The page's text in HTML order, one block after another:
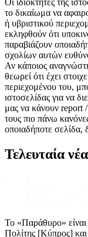
Οι ιδιοκτήτες της
το δικαίωμα να
ή υβριστικού
εκληφθούν ότι
παραβιάζουν
σχολίων αυτών
Αν κάποιος
θεωρεί ότι έχει
περιεχομένου του,
ιστοσελίδας για να
μας να κάνουν report
τους πιο πάνω
οποιαδήποτε σελίδα,
Τελευταία νέα
Το «Παράθυρο» είναι
Πολίτης [Κύπρος] και